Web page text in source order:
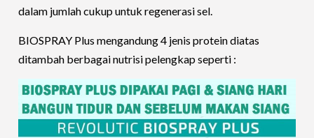
dalam jumlah cukup untuk regenerasi sel.
BIOSPRAY Plus mengandung 4 jenis protein diatas
ditambah berbagai nutrisi pelengkap seperti :